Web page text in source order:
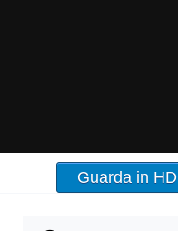
Guarda in HD